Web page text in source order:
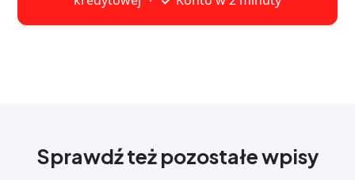
Sprawdź też pozostałe wpisy